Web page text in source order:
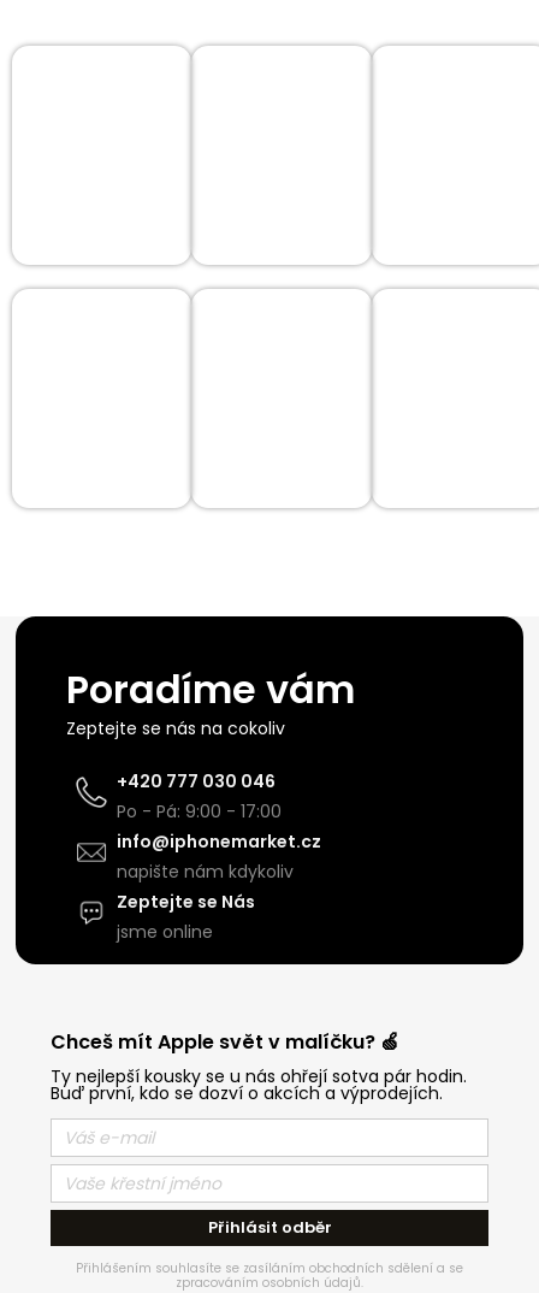
Poradíme vám
Zeptejte se nás na cokoliv
+420 777 030 046
Po - Pá: 9:00 - 17:00
info@iphonemarket.cz
napište nám kdykoliv
Zeptejte se Nás
jsme online
Chceš mít Apple svět v malíčku? 🍏
Ty nejlepší kousky se u nás ohřejí sotva pár hodin.
Buď první, kdo se dozví o akcích a výprodejích.
Přihlásit odběr
Přihlášením souhlasíte se zasíláním obchodních sdělení a se
zpracováním osobních údajů.